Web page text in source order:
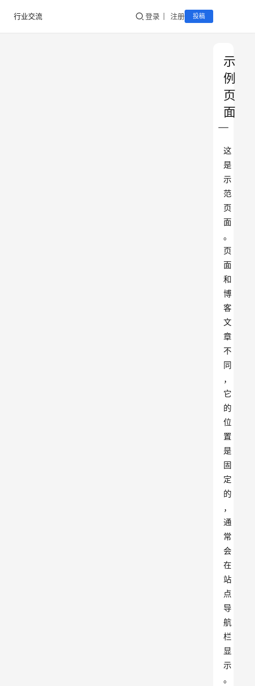
行业交流 登录 注册 投稿
示
例
页
面
这
是
示
范
页
面
。
页
面
和
博
客
文
章
不
同
，
它
的
位
置
是
固
定
的
，
通
常
会
在
站
点
导
航
栏
显
示
。